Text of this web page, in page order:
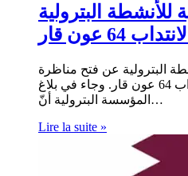
للأنشطة البترولية
64 عون قار
البترولية عن فتح مناظرة
خارجية بالملفات لانتداب 64 عون قار. وجاء في بلاغ
المؤسسة البترولية أنّ…
Lire la suite »